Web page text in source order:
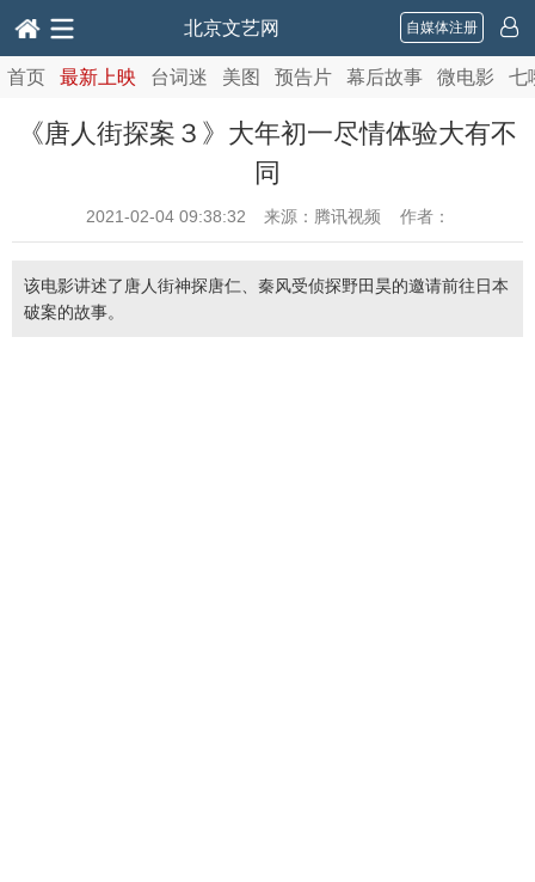
北京文艺网 自媒体注册
首页 最新上映 台词迷 美图 预告片 幕后故事 微电影 七
《唐人街探案３》大年初一尽情体验大有不
同
2021-02-04 09:38:32 来源：腾讯视频 作者：
该电影讲述了唐人街神探唐仁、秦风受侦探野田昊的邀请前往日本
破案的故事。